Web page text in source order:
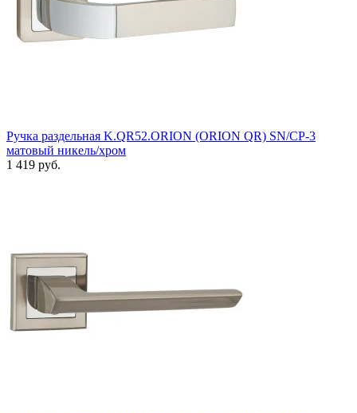
Ручка раздельная K.QR52.ORION (ORION QR) SN/CP-3
матовый никель/хром
1 419 руб.